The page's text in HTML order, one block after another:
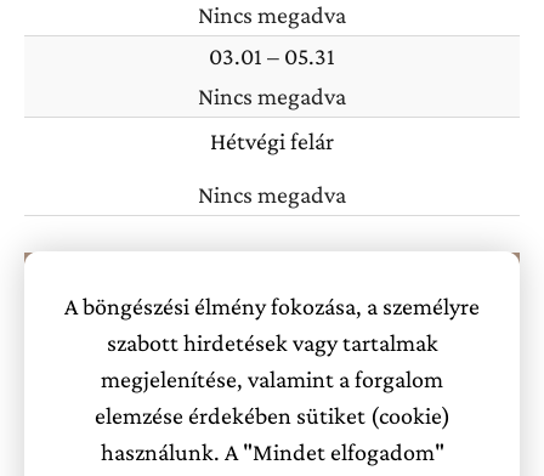
A böngészési élmény fokozása, a személyre
szabott hirdetések vagy tartalmak
megjelenítése, valamint a forgalom
elemzése érdekében sütiket (cookie)
használunk. A "Mindet elfogadom"
Nincs megadva
03.01 – 05.31
Nincs megadva
Hétvégi felár
Nincs megadva
Üdvözlünk a Kistölgy Vendégházban!
részben kézzel készül